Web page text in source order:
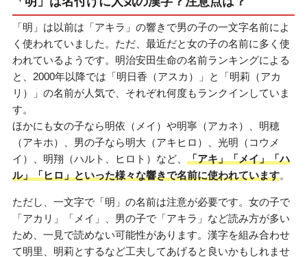
「明」は以前は「アキラ」の響きで男の子の一文字名前によ
く使われていました。ただ、最近だと女の子の名前に多く使
われているようです。明治安田生命の名前ランキングによる
と、2000年以降では「明日香（アスカ）」と「明莉（アカ
リ）」の名前が人気で、それぞれ何度もランクインしていま
す。
ほかにも女の子なら明依（メイ）や明寧（アカネ）、明穂
（アキホ）、男の子なら明大（アキヒロ）、光明（コウメ
イ）、明翔（ハルト、ヒロト）など、 「アキ」「メイ」「ハ
ル」「ヒロ」といった様々な響きで名前に使われています。
ただし、一文字で「明」の名前は注意が必要です。女の子で
「アカリ」「メイ」、男の子で「アキラ」など読み方が多い
ため、一見で読めない可能性があります。漢字を組み合わせ
て明里、明莉とするなど工夫してあげると良いかもしれませ